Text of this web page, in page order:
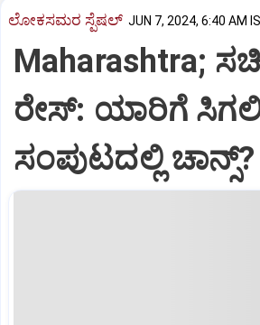
ಲೋಕಸಮರ ಸ್ಪೆಷಲ್‌ JUN 7, 2024, 6:40 AM
Maharashtra;
ರೇಸ್‌: ಯಾರಿಗೆ
ಸಂಪುಟದಲ್ಲಿ ಚಾನ್ಸ್‌?